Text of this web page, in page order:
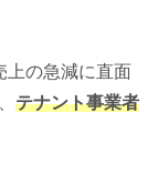
上の急減に直面
テナント事業者